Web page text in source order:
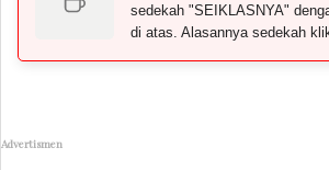
sedekah "SEIKLASNYA"
di atas. Alasannya sedekah
Advertismen